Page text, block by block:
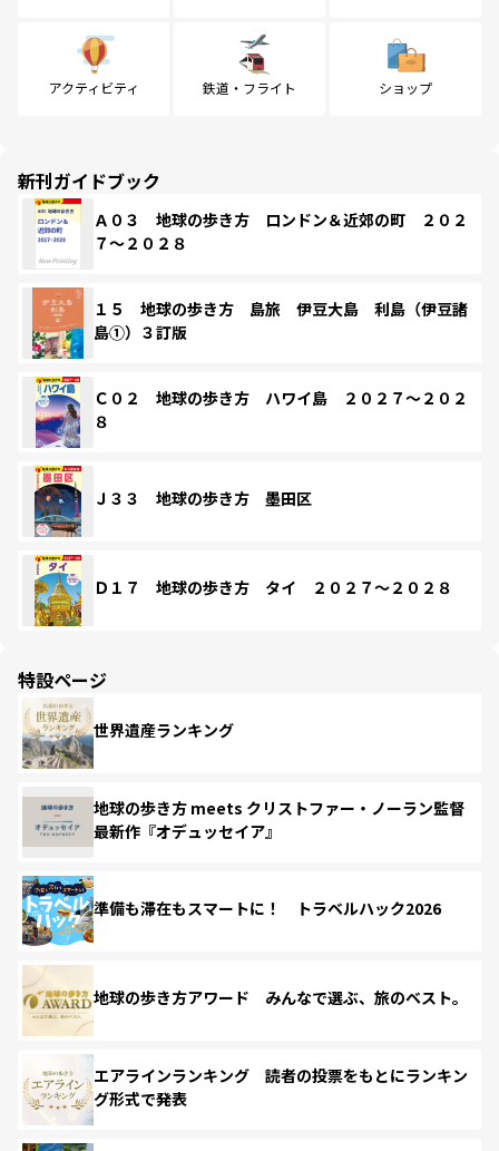
アクティビティ 鉄道・フライト ショップ
新刊ガイドブック
Ａ０３ 地球の歩き方 ロンドン＆近郊の町 ２０２
７～２０２８
１５ 地球の歩き方 島旅 伊豆大島 利島（伊豆諸
島①）３訂版
Ｃ０２ 地球の歩き方 ハワイ島 ２０２７～２０２
８
Ｊ３３ 地球の歩き方 墨田区
Ｄ１７ 地球の歩き方 タイ ２０２７～２０２８
特設ページ
世界遺産ランキング
地球の歩き方 meets クリストファー・ノーラン監督
最新作『オデュッセイア』
準備も滞在もスマートに！ トラベルハック2026
地球の歩き方アワード みんなで選ぶ、旅のベスト。
エアラインランキング 読者の投票をもとにランキン
グ形式で発表